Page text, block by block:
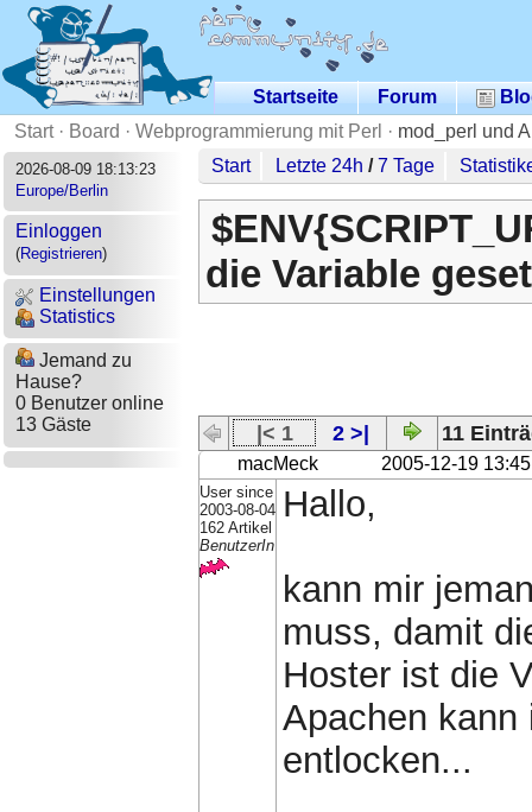
Startseite Forum
Start· Board · Webprogrammierung mit Perl · mod_perl und
2026-08-09 18:13:23
Europe/Berlin
Einloggen
(Registrieren)
Einstellungen
Statistics
Jemand zu
Hause?
0 Benutzer online
13 Gäste
Start Letzte 24h /7 Tage
die Variable
|< 1 2 >| 11
macMeck 2005-12-19 13:45
User since
2003-08-04
162 Artikel
BenutzerIn
Hallo,
kann mir
muss, damit
Hoster ist die
Apachen kann
entlocken...